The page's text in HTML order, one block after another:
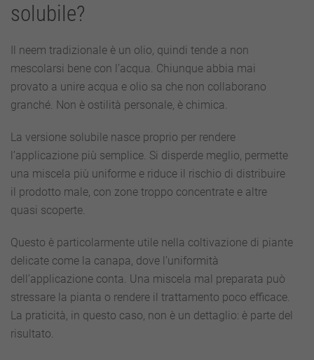
solubile?
Il neem tradizionale è un olio, quindi tende a non
mescolarsi bene con l’acqua. Chiunque abbia mai
provato a unire acqua e olio sa che non collaborano
granché. Non è ostilità personale, è chimica.
La versione solubile nasce proprio per rendere
l’applicazione più semplice. Si disperde meglio, permette
una miscela più uniforme e riduce il rischio di distribuire
il prodotto male, con zone troppo concentrate e altre
quasi scoperte.
Questo è particolarmente utile nella coltivazione di piante
delicate come la canapa, dove l’uniformità
dell’applicazione conta. Una miscela mal preparata può
stressare la pianta o rendere il trattamento poco efficace.
La praticità, in questo caso, non è un dettaglio: è parte del
risultato.